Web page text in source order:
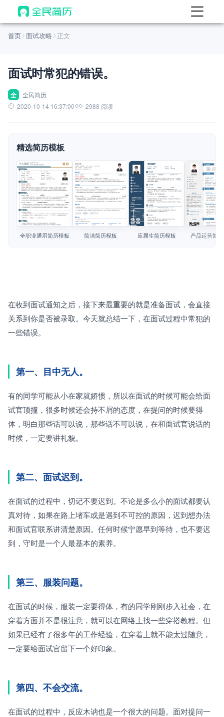
首页
AI 生成简历
AI 优化简历
AI 翻译简历
AI 模拟面试
面试自我介绍
AI 职场工具 New
简历模板
简历教程
首页 面试攻略 正文
面试时常犯的错误。
全
全民简历
2020-10-14 16:37:00
2988 阅读
精选简历模板
查看模板
全职业通用简历模板
查看模板
简洁简历模板
查看模板
应届生简历模板
查看模板
产品运营简
在收到面试通知之后，接下来最重要的就是准备面试，会直接
关系到你是否被录取。今天就总结一下，在面试过程中常犯的
一些错误。
第一、目中无人。
有的同学可能从小在家就娇惯，所以在面试的时候可能会给面
试官顶撞，很多时候还会持不屑的态度，在提问的时候要得
体，明白那些话可以说，那些话不可以说，在和面试官说话的
时候，一定要讲礼貌。
第二、面试迟到。
在面试的过程中，切记不要迟到。不论是多么小的面试都要认
真对待，如果在路上堵车或是遇到不可控的原因，迟到想办法
和面试官联系讲清楚原因。任何时候宁愿早到等待，也不要迟
到，守时是一个人最基本的素养。
第三、服装问题。
在面试的时候，服装一定要得体，有的同学刚刚步入社会，在
穿着方面并不是很注意，就可以在网络上找一些穿搭教程。但
如果已经有了很多年的工作经验，在穿着上就不能太过随意，
一定要给面试官留下一个好印象。
第四、不会交流。
在面试的过程中，反应木讷也是一个很大的问题。面对提问一